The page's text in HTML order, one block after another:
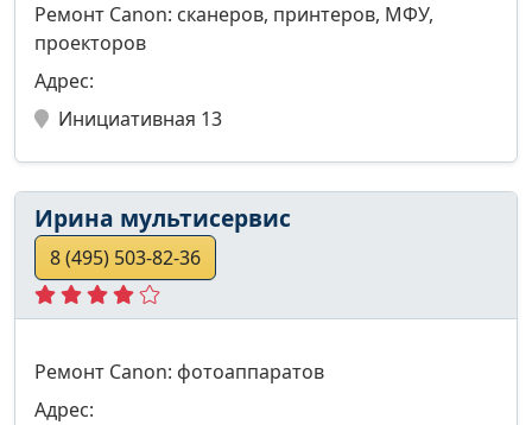
Ремонт Canon: сканеров, принтеров, МФУ,
проекторов
Адрес:
Инициативная 13
Ирина мультисервис
8 (495) 503-82-36
Ремонт Canon: фотоаппаратов
Адрес: